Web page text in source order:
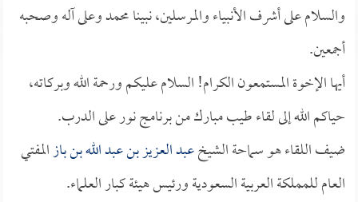
والسلام على أشرف الأنبياء والمرسلين، نبينا محمد وعلى آله وصحبه
أجمعين.
أيها الإخوة المستمعون الكرام! السلام عليكم ورحمة الله وبركاته،
حياكم الله إلى لقاء طيب مبارك من برنامج نور على الدرب.
ضيف اللقاء هو سماحة الشيخعبد العزيز بن عبد الله بن بازالمفتي
العام للمملكة العربية السعودية ورئيس هيئة كبار العلماء.